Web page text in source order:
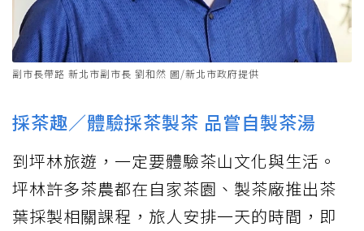
副市長帶路 新北市副市長 劉和然 圖/新北市政府提供
採茶趣／體驗採茶製茶 品嘗自製茶湯
到坪林旅遊，一定要體驗茶山文化與生活。
坪林許多茶農都在自家茶園、製茶廠推出茶
葉採製相關課程，旅人安排一天的時間，即